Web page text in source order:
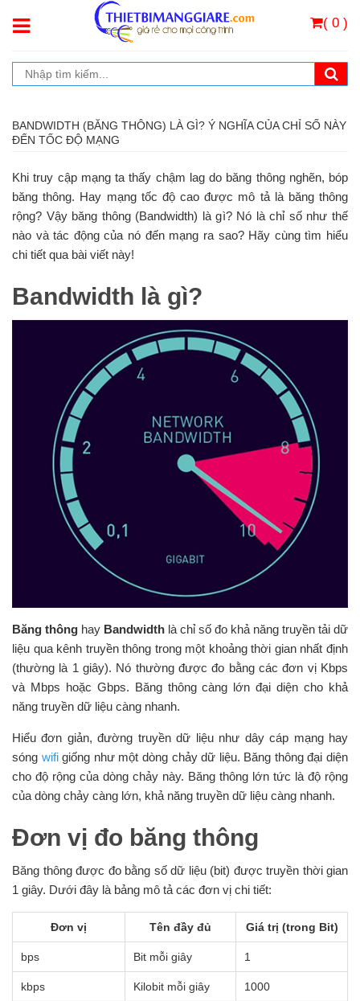
( 0 )
BANDWIDTH (BĂNG THÔNG) LÀ GÌ? Ý NGHĨA CỦA CHỈ SỐ NÀY
ĐẾN TỐC ĐỘ MẠNG
Khi truy cập mạng ta thấy chậm lag do băng thông nghẽn, bóp
băng thông. Hay mạng tốc độ cao được mô tả là băng thông
rộng? Vậy băng thông (Bandwidth) là gì? Nó là chỉ số như thế
nào và tác động của nó đến mạng ra sao? Hãy cùng tìm hiểu
chi tiết qua bài viết này!
Bandwidth là gì?
Băng thông hay Bandwidth là chỉ số đo khả năng truyền tải dữ
liệu qua kênh truyền thông trong một khoảng thời gian nhất định
(thường là 1 giây). Nó thường được đo bằng các đơn vị Kbps
và Mbps hoặc Gbps. Băng thông càng lớn đại diện cho khả
năng truyền dữ liệu càng nhanh.
Hiểu đơn giản, đường truyền dữ liệu như dây cáp mạng hay
sóng wifigiống như một dòng chảy dữ liệu. Băng thông đại diện
cho độ rộng của dòng chảy này. Băng thông lớn tức là độ rộng
của dòng chảy càng lớn, khả năng truyền dữ liệu càng nhanh.
Đơn vị đo băng thông
Băng thông được đo bằng số dữ liệu (bit) được truyền thời gian
1 giây. Dưới đây là bảng mô tả các đơn vị chi tiết:
Đơn vị Tên đầy đủ Giá trị (trong Bit)
bps Bit mỗi giây 1
kbps Kilobit mỗi giây 1000